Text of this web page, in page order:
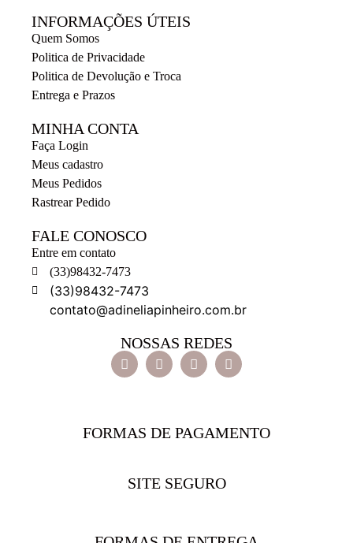
INFORMAÇÕES ÚTEIS
Quem Somos
Politica de Privacidade
Politica de Devolução e Troca
Entrega e Prazos
MINHA CONTA
Faça Login
Meus cadastro
Meus Pedidos
Rastrear Pedido
FALE CONOSCO
Entre em contato
(33)98432-7473
(33)98432-7473
contato@adineliapinheiro.com.br
NOSSAS REDES
FORMAS DE PAGAMENTO
SITE SEGURO